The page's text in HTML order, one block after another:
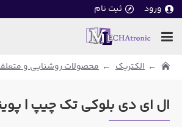
ورود ثبت نام
الکتریک محصولات روشنایی و
ال ای دی بلوکی تک چیپ |